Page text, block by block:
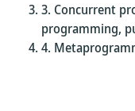
Concurrent
programming,